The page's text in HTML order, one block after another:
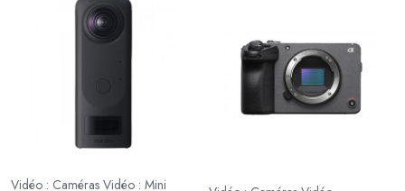
Vidéo : Caméras Vidéo : Mini